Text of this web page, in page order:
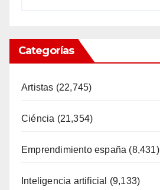
Categorías
Artistas (22,745)
Ciéncia (21,354)
Emprendimiento españa (8,431)
Inteligencia artificial (9,133)